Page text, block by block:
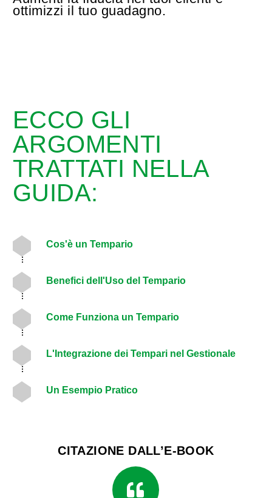
ottimizzi il tuo guadagno.
ECCO GLI
ARGOMENTI
TRATTATI NELLA
GUIDA:
Cos'è un Tempario
Benefici dell'Uso del Tempario
Come Funziona un Tempario
L'Integrazione dei Tempari nel Gestionale
Un Esempio Pratico
CITAZIONE DALL’E-BOOK